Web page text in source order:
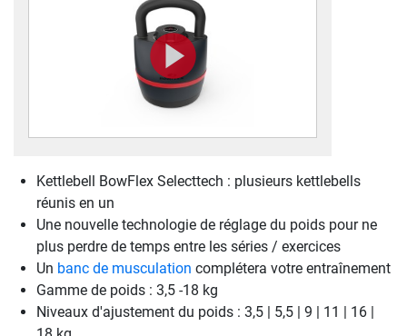
Kettlebell BowFlex Selecttech : plusieurs kettlebells
réunis en un
Une nouvelle technologie de réglage du poids pour ne
plus perdre de temps entre les séries / exercices
Un banc de musculation complétera votre entraînement
Gamme de poids : 3,5 -18 kg
Niveaux d'ajustement du poids : 3,5 | 5,5 | 9 | 11 | 16 |